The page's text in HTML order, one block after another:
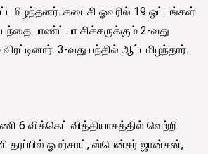
கடைசி ஓவரில் 19 ஓட்டங்கள்
பாண்ட்யா சிக்சருக்கும் 2-வது
3-வது பந்தில் ஆட்டமிழந்தார்.
6 விக்கெட் வித்தியாசத்தில் வெற்றி
தரப்பில் ஓமர்சாய், ஸ்பென்சர் ஜான்சன்,